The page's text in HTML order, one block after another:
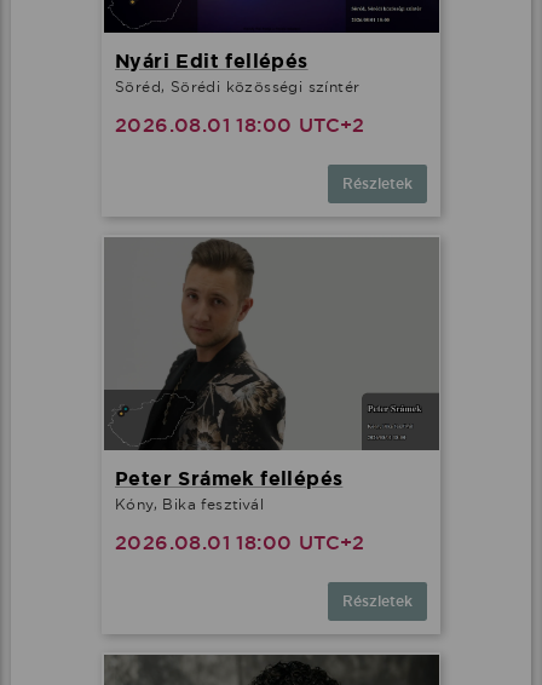
Nyári Edit fellépés
Söréd, Sörédi közösségi színtér
2026.08.01 18:00 UTC+2
Részletek
Peter Srámek fellépés
Kóny, Bika fesztivál
2026.08.01 18:00 UTC+2
Részletek